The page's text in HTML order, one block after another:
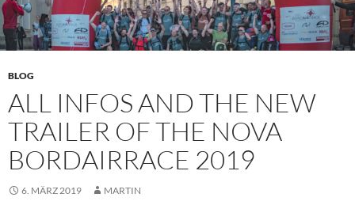
BLOG
ALL INFOS AND THE NEW
TRAILER OF THE NOVA
BORDAIRRACE 2019
6. MÄRZ 2019 MARTIN